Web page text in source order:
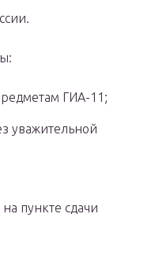
ГИА-11;
уважительной
пункте сдачи